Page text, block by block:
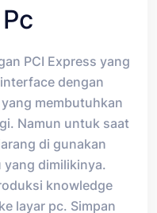
PCI Express yang
dengan
membutuhkan
Namun untuk saat
di gunakan
dimilikinya.
knowledge
layar pc. Simpan